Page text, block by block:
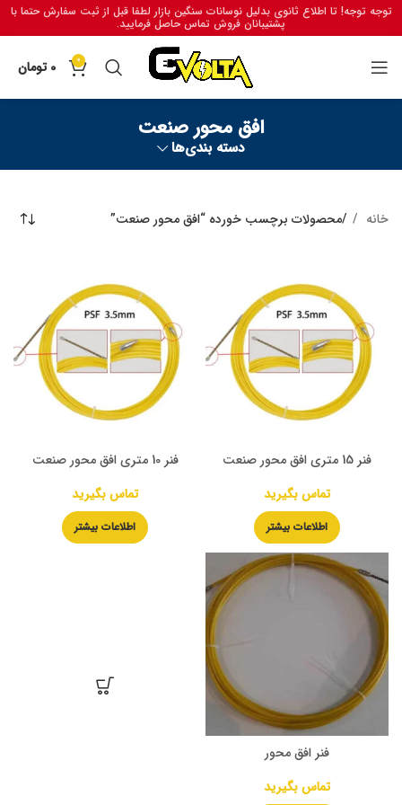
توجه توجه! تا اطلاع ثانوی بدلیل نوسانات سنگین بازار لطفا قبل از ثبت سفارش حتما با
پشتیبانان فروش تماس حاصل فرمایید.
0
0 تومان
افق محور صنعت
دسته بندی‌ها
خانه محصولات برچسب خورده “افق محور صنعت”
فنر 15 متری افق محور صنعت
تماس بگیرید
اطلاعات بیشتر
فنر 10 متری افق محور صنعت
تماس بگیرید
اطلاعات بیشتر
فنر افق محور
تماس بگیرید